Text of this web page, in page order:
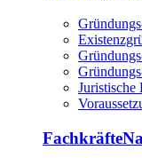
Juristische